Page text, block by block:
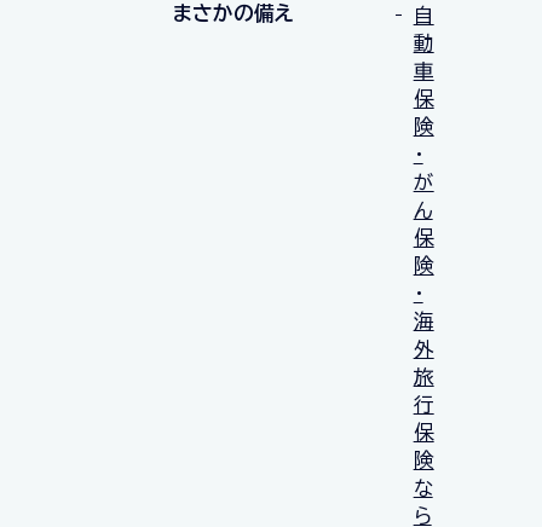
まさかの備え
自
動
車
保
険
・
が
ん
保
険
・
海
外
旅
行
保
険
な
ら